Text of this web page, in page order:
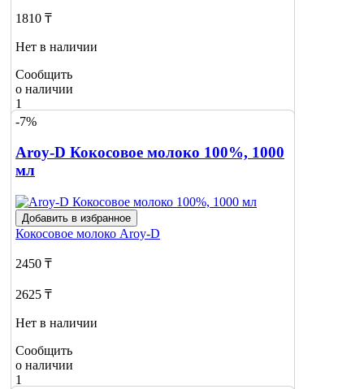
1810 ₸
Нет в наличии
Сообщить
о наличии
1
-7%
Aroy-D Кокосовое молоко 100%, 1000
мл
Добавить в избранное
Кокосовое молоко Aroy-D
2450 ₸
2625 ₸
Нет в наличии
Сообщить
о наличии
1